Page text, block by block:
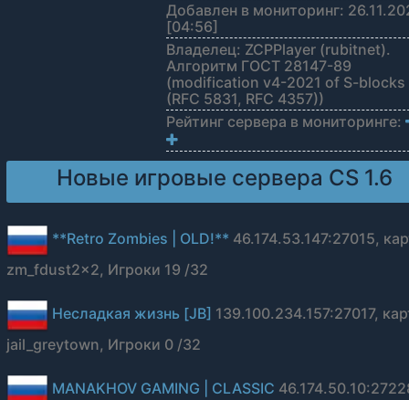
Добавлен в мониторинг:
[04:56]
Владелец: ZCPPlayer (rubitnet).
Алгоритм ГОСТ 28147-89
(modification v4-2021 of S-blocks
(RFC 5831, RFC 4357))
Рейтинг сервера в мониторинге:
Новые игровые сервера CS 1.6
**Retro Zombies | OLD!** 46.174.53.147:27015,
zm_fdust2x2, Игроки 19 /32
Несладкая жизнь [JB] 139.100.234.157:27017,
jail_greytown, Игроки 0 /32
MANAKHOV GAMING | CLASSIC